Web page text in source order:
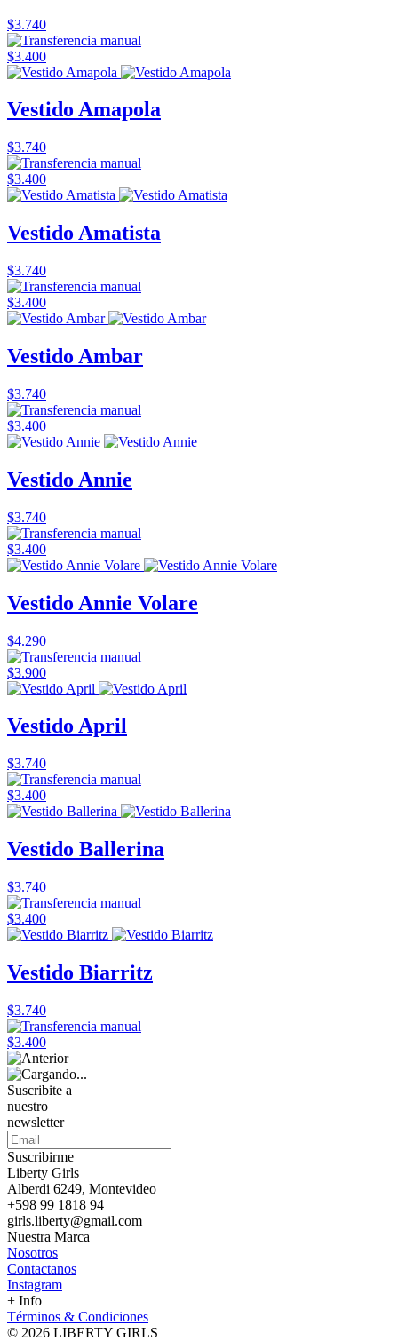
$3.740
$3.400
Vestido Amapola
$3.740
$3.400
Vestido Amatista
$3.740
$3.400
Vestido Ambar
$3.740
$3.400
Vestido Annie
$3.740
$3.400
Vestido Annie Volare
$4.290
$3.900
Vestido April
$3.740
$3.400
Vestido Ballerina
$3.740
$3.400
Vestido Biarritz
$3.740
$3.400
Suscribite a
nuestro
newsletter
Suscribirme
Liberty Girls
Alberdi 6249, Montevideo
+598 99 1818 94
girls.liberty@gmail.com
Nuestra Marca
Nosotros
Contactanos
Instagram
+ Info
Términos & Condiciones
© 2026 LIBERTY GIRLS